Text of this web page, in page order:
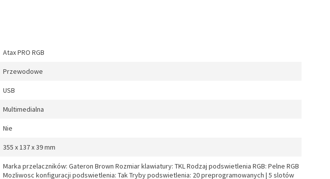
Atax PRO RGB
Przewodowe
USB
Multimedialna
Nie
355 x 137 x 39 mm
Marka przelaczników: Gateron Brown Rozmiar klawiatury: TKL Rodzaj podswietlenia RGB: Pelne RGB
Mozliwosc konfiguracji podswietlenia: Tak Tryby podswietlenia: 20 preprogramowanych | 5 slotów